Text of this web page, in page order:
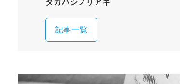
記事一覧